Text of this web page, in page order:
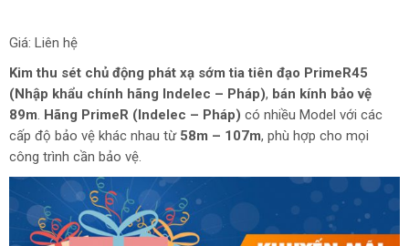
Giá: Liên hệ
Kim thu sét chủ động phát xạ sớm tia tiên đạo PrimeR45
(Nhập khẩu chính hãng Indelec – Pháp), bán kính bảo vệ
89m. Hãng PrimeR (Indelec – Pháp) có nhiều Model với các
cấp độ bảo vệ khác nhau từ 58m – 107m, phù hợp cho mọi
công trình cần bảo vệ.